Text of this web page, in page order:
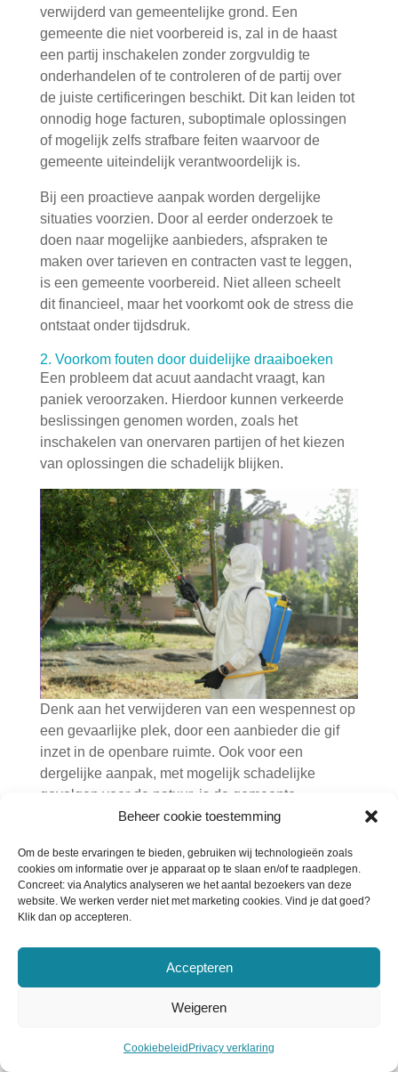
Beheer cookie toestemming
Om de beste ervaringen te bieden, gebruiken wij technologieën zoals
cookies om informatie over je apparaat op te slaan en/of te raadplegen.
Concreet: via Analytics analyseren we het aantal bezoekers van deze
website. We werken verder niet met marketing cookies. Vind je dat goed?
Klik dan op accepteren.
Accepteren
Weigeren
Cookiebeleid Privacy verklaring
verwijderd van gemeentelijke grond. Een
gemeente die niet voorbereid is, zal in de haast
een partij inschakelen zonder zorgvuldig te
onderhandelen of te controleren of de partij over
de juiste certificeringen beschikt. Dit kan leiden tot
onnodig hoge facturen, suboptimale oplossingen
of mogelijk zelfs strafbare feiten waarvoor de
gemeente uiteindelijk verantwoordelijk is.
Bij een proactieve aanpak worden dergelijke
situaties voorzien. Door al eerder onderzoek te
doen naar mogelijke aanbieders, afspraken te
maken over tarieven en contracten vast te leggen,
is een gemeente voorbereid. Niet alleen scheelt
dit financieel, maar het voorkomt ook de stress die
ontstaat onder tijdsdruk.
2. Voorkom fouten door duidelijke draaiboeken
Een probleem dat acuut aandacht vraagt, kan
paniek veroorzaken. Hierdoor kunnen verkeerde
beslissingen genomen worden, zoals het
inschakelen van onervaren partijen of het kiezen
van oplossingen die schadelijk blijken.
Denk aan het verwijderen van een wespennest op
een gevaarlijke plek, door een aanbieder die gif
inzet in de openbare ruimte. Ook voor een
dergelijke aanpak, met mogelijk schadelijke
gevolgen voor de natuur, is de gemeente
verantwoordelijk.